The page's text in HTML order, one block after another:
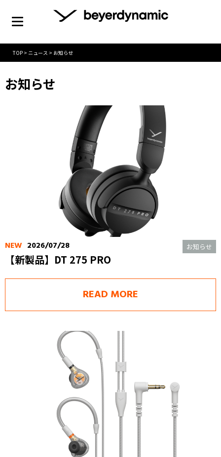
TOP > ニュース > お知らせ
お知らせ
NEW 2026/07/28 お知らせ
【新製品】DT 275 PRO
READ MORE